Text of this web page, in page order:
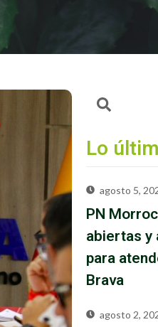
Lo
agosto 5,
PN
abiertas y
para
Brava
agosto 2,